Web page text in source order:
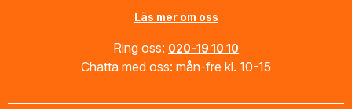
Läs mer om oss
Ring oss: 020-19 10 10
Chatta med oss: mån-fre kl. 10-15